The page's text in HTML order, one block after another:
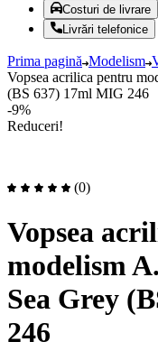
Costuri de livrare
Livrări telefonice
Prima pagină Modelism
Vopsea acrilica pentru
(BS 637) 17ml MIG 246
-9%
Reduceri!
(0)
Vopsea
modelism
Sea Grey
246